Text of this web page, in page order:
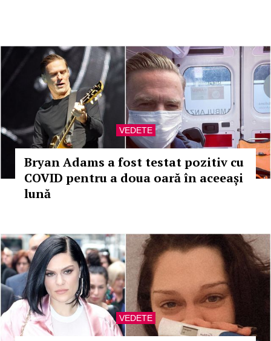
VEDETE
Bryan Adams a fost testat pozitiv cu
COVID pentru a doua oară în aceeași
lună
VEDETE